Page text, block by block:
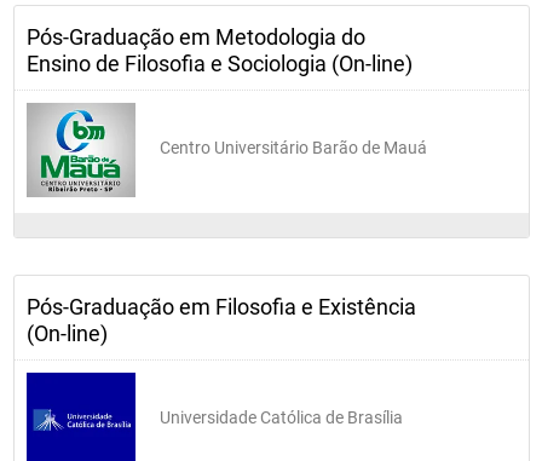
Pós-Graduação em Metodologia do
Ensino de Filosofia e Sociologia (On-line)
Centro Universitário Barão de Mauá
Pós-Graduação em Filosofia e Existência
(On-line)
Universidade Católica de Brasília